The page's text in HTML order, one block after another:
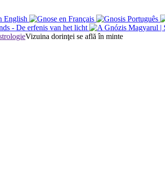
Vizuina dorinţei se află în minte